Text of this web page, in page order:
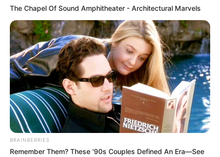
Depuis ce succès, son entourage a volontairement choisi
de lui redonner de la fraîcheur. Cette gestion prudente
s’explique notamment par les objectifs importants
programmés au printemps à l’étranger. Toutefois, elle
semble désormais proche de son meilleur niveau au
moment d’aborder cette épreuve de prestige.
Ensuite, cette jument possède un atout intéressant : une
longue accélération capable de soutenir un effort prolongé.
Ce profil peut s’avérer précieux dans une course rythmée,
surtout si elle parvient à se placer rapidement dans le
The Chapel Of Sound Amphitheater - Architectural Marvels
BRAINBERRIES
Remember Them? These '90s Couples Defined An Era—See